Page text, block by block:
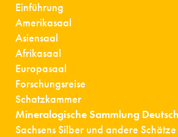
Einführung
Amerikasaal
Asiensaal
Afrikasaal
Europasaal
Forschungsreise
Schatzkammer
Mineralogische Sammlung
Sachsens Silber und andere Schätze